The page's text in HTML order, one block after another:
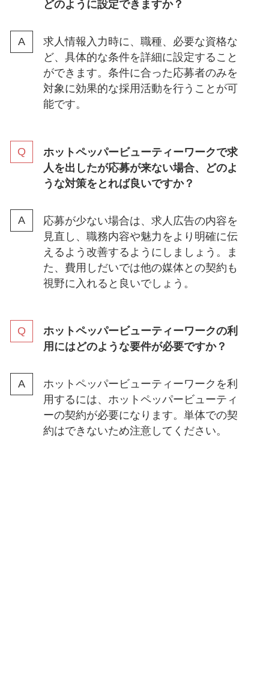
どのように設定できますか？
求人情報入力時に、職種、必要な資格な
ど、具体的な条件を詳細に設定すること
ができます。条件に合った応募者のみを
対象に効果的な採用活動を行うことが可
能です。
ホットペッパービューティーワークで求
人を出したが応募が来ない場合、どのよ
うな対策をとれば良いですか？
応募が少ない場合は、求人広告の内容を
見直し、職務内容や魅力をより明確に伝
えるよう改善するようにしましょう。ま
た、費用しだいでは他の媒体との契約も
視野に入れると良いでしょう。
ホットペッパービューティーワークの利
用にはどのような要件が必要ですか？
ホットペッパービューティーワークを利
用するには、ホットペッパービューティ
ーの契約が必要になります。単体での契
約はできないため注意してください。